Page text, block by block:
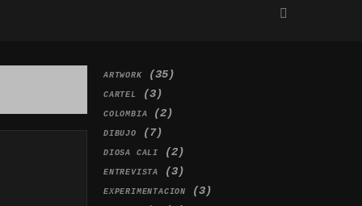
ARTWORK(35)
CARTEL (3)
COLOMBIA (2)
DIBUJO (7)
DIOSA CALI (2)
ENTREVISTA (3)
EXPERIMENTACION (3)